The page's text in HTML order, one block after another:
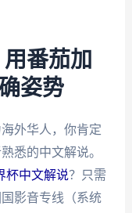
番茄加
姿势
外华人，你肯定
悉的中文解说。
杯中文解说？只需
影音专线（系统